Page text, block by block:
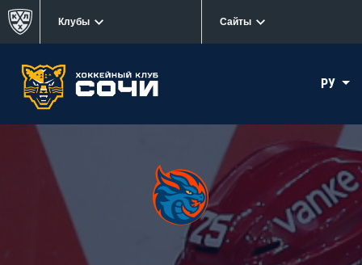
Клубы Сайты
РУ